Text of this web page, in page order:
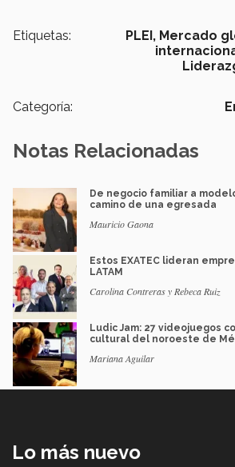
Etiquetas: PLEI, Mercado
Categoría:
Notas Relacionadas
De negocio familiar a
camino de una egresada
Mauricio Gaona
Estos EXATEC lideran
LATAM
Carolina Contreras y Rebeca Ruiz
Ludic Jam: 27 videojuegos
cultural del noroeste de
Mariana Aguilar
Lo más nuevo